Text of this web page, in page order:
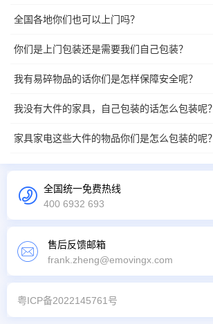
全国各地你们也可以上门吗？
你们是上门包装还是需要我们自己包装？
我有易碎物品的话你们是怎样保障安全呢？
我没有大件的家具，自己包装的话怎么包装呢？
家具家电这些大件的物品你们是怎么包装的呢？
全国统一免费热线
400 6932 693
售后反馈邮箱
frank.zheng@emovingx.com
粤ICP备2022145761号